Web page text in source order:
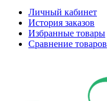
Личный кабинет
История заказов
Избранные товары
Сравнение товаров